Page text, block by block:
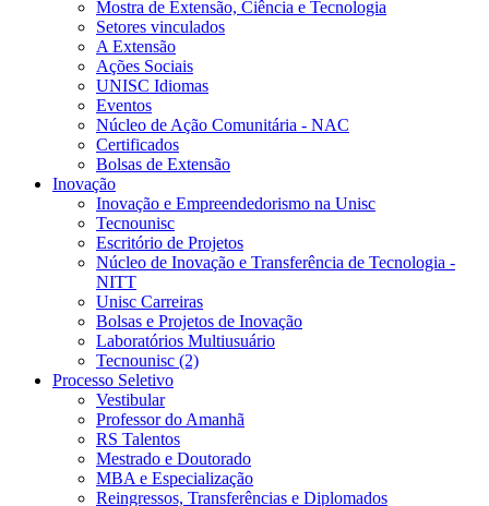
Mostra de Extensão, Ciência e Tecnologia
Setores vinculados
A Extensão
Ações Sociais
UNISC Idiomas
Eventos
Núcleo de Ação Comunitária - NAC
Certificados
Bolsas de Extensão
Inovação
Inovação e Empreendedorismo na Unisc
Tecnounisc
Escritório de Projetos
Núcleo de Inovação e Transferência de Tecnologia -
NITT
Unisc Carreiras
Bolsas e Projetos de Inovação
Laboratórios Multiusuário
Tecnounisc (2)
Processo Seletivo
Vestibular
Professor do Amanhã
RS Talentos
Mestrado e Doutorado
MBA e Especialização
Reingressos, Transferências e Diplomados